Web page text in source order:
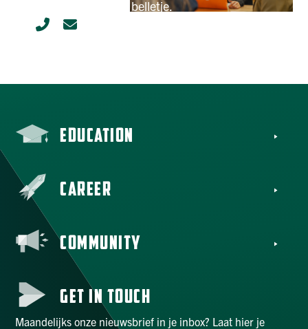
per mail of met een belletje.
EDUCATION
CAREER
COMMUNITY
GET IN TOUCH
Maandelijks onze nieuwsbrief in je inbox? Laat hier je